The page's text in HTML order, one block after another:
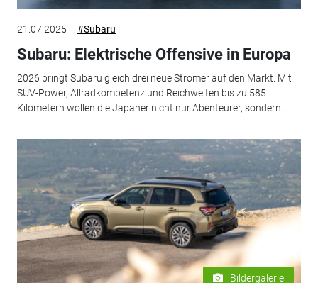
21.07.2025 #Subaru
Subaru: Elektrische Offensive in Europa
2026 bringt Subaru gleich drei neue Stromer auf den Markt. Mit
SUV-Power, Allradkompetenz und Reichweiten bis zu 585
Kilometern wollen die Japaner nicht nur Abenteurer, sondern...
Bildergalerie